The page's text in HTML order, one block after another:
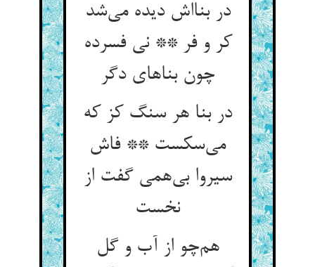
در بنااش دیده می‌شد
کر و فر ** نی فسرده
چون بناهای دگر
در بنا هر سنگ کز که
می‌سکست ** فاش
سیروا بی‌همی گفت از
نخست
هم‌چو از آب و گل